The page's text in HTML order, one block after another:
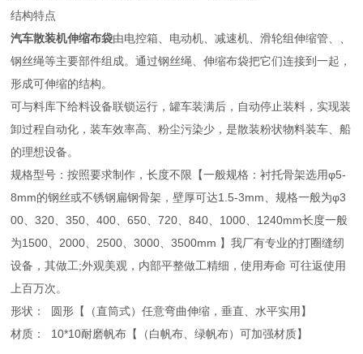
结构特点
汽车散装机伸缩布袋由电控箱、电动机、减速机、滑轮组伸缩管、、
钢丝绳等主要部件组成。通过钢丝绳、伸缩布袋把它们连接到一起，
形成可伸缩的结构。
可与料库下给料设备联锁运行，罐车装满后，自动停止装料，实现装
卸过程自动化，装车效率高、粉尘污染少，是散装粉状物料装车、船
的理想设备。
规格型号：按照要求制作，长度不限【一般规格：衬托骨架选用φ5-
8mm的钢丝或不锈钢扁钢骨架，壁厚可达1.5-3mm、规格一般为φ3
00、320、350、400、650、720、840、1000、1240mm长度一般
为1500、2000、2500、3000、3500mm 】我厂有专业的打圈缝纫
设备，其做工;外观美观，内部平整做工精细，使用寿命 可往返使用
上百万次。
形状： 圆形【（直筒式）任意弯曲伸缩，垂直、水平实用】
材质： 10*10耐磨帆布【（白帆布、绿帆布）可加强材质】